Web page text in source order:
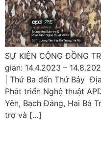
SỰ KIỆN CỘNG ĐỒNG
gian: 14.4.2023 –
| Thứ Ba đến Thứ Bảy
Phát triển Nghệ thuật
Yên, Bạch Đằng, Hai Bà
trợ và […]